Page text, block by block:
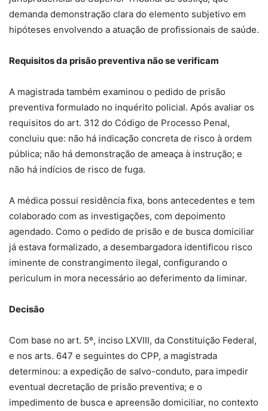
demanda demonstração clara do elemento subjetivo em
hipóteses envolvendo a atuação de profissionais de saúde.
Requisitos da prisão preventiva não se verificam
A magistrada também examinou o pedido de prisão
preventiva formulado no inquérito policial. Após avaliar os
requisitos do art. 312 do Código de Processo Penal,
concluiu que: não há indicação concreta de risco à ordem
pública; não há demonstração de ameaça à instrução; e
não há indícios de risco de fuga.
A médica possui residência fixa, bons antecedentes e tem
colaborado com as investigações, com depoimento
agendado. Como o pedido de prisão e de busca domiciliar
já estava formalizado, a desembargadora identificou risco
iminente de constrangimento ilegal, configurando o
periculum in mora necessário ao deferimento da liminar.
Decisão
Com base no art. 5º, inciso LXVIII, da Constituição Federal,
e nos arts. 647 e seguintes do CPP, a magistrada
determinou: a expedição de salvo-conduto, para impedir
eventual decretação de prisão preventiva; e o
impedimento de busca e apreensão domiciliar, no contexto